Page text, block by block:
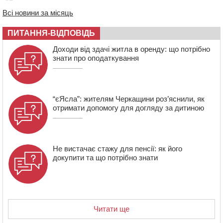
12:59 У Черкасах нагородили двох місцевих жителів, які
відмовилися вчиняти підпали на замовлення росіян
12:23 У Руськополянській громаді оновили дорожню
розмітку на центральних вулицях (ФОТО)
Всі новини за місяць
ПИТАННЯ-ВІДПОВІДЬ
Доходи від здачі житла в оренду: що потрібно
знати про оподаткування
“єЯсла”: жителям Черкащини роз’яснили, як
отримати допомогу для догляду за дитиною
Не вистачає стажу для пенсії: як його
докупити та що потрібно знати
Читати ще